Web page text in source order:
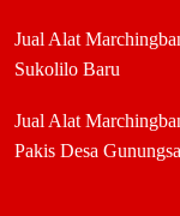
Jual Alat
Sukolilo Baru
Jual Alat
Pakis Desa